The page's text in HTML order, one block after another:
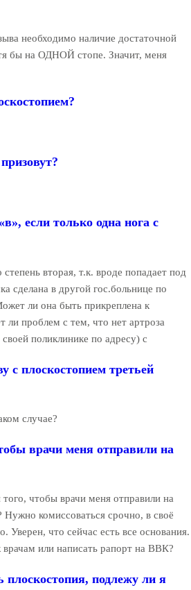
необходимо наличие достаточной
бы на ОДНОЙ стопе. Значит, меня
если только одна нога с
вторая, т.к. вроде попадает под
сделана в другой гос.больнице по
ли она быть прикреплена к
ли проблем с тем, что нет артроза
поликлинике по адресу) с
с плоскостопием третьей
случае?
врачи меня отправили на
чтобы врачи меня отправили на
Нужно комиссоваться срочно, в своё
Уверен, что сейчас есть все основания.
или написать рапорт на ВВК?
плоскостопия, подлежу ли я